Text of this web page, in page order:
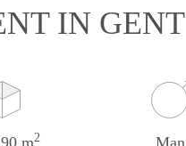
IN GENT
m2 Man